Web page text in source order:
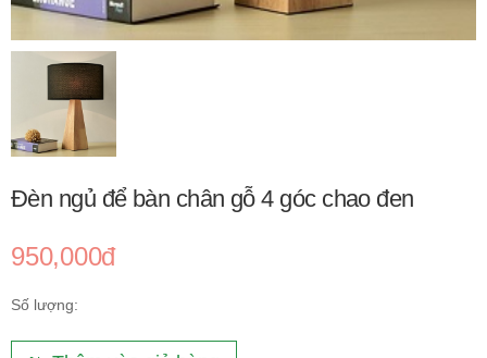
Đèn ngủ để bàn chân gỗ 4 góc chao đen
950,000đ
Số lượng: